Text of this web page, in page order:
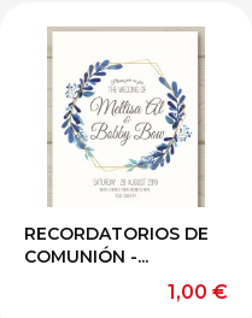
RECORDATORIOS DE
COMUNIÓN -...
Precio
1,00 €